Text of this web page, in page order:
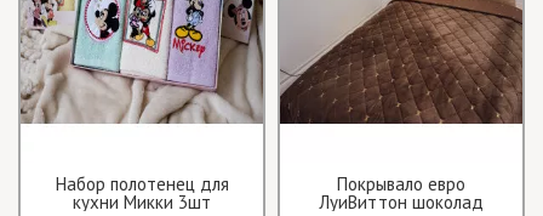
Набор полотенец для
кухни Микки 3шт
Покрывало евро
ЛуиВиттон шоколад